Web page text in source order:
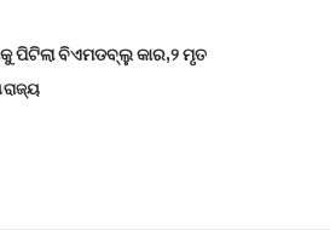
ପିଟିଲା ବିଏମଡବ୍ଲୁ କାର,୨ ମୃତ
ରାଜ୍ୟ